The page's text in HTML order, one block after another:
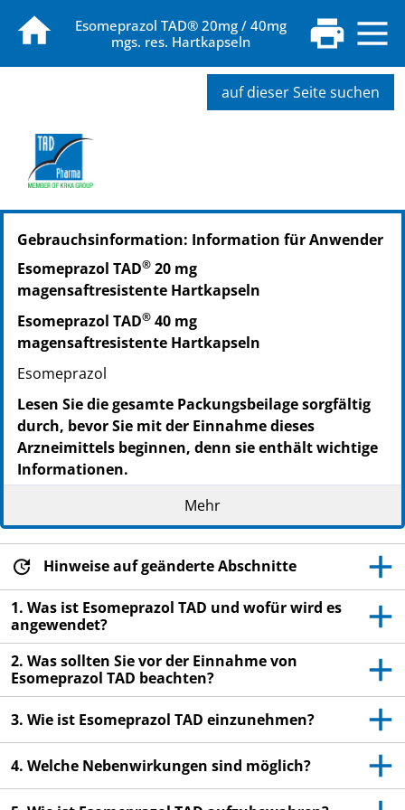
Esomeprazol TAD® 20mg / 40mg
mgs. res. Hartkapseln
auf dieser Seite suchen
PZN: 06834249
PPN: 110683424918
PZN: 06834255
PPN: 110683425581
PPN: 110683428403
PZN: 06834315
PPN: 110683431550
PZN: 07772929
PPN: 110777292972
Gebrauchsinformation: Information für Anwender
Esomeprazol TAD® 20 mg
magensaftresistente Hartkapseln
Esomeprazol TAD® 40 mg
magensaftresistente Hartkapseln
Esomeprazol
Lesen Sie die gesamte Packungsbeilage sorgfältig
durch, bevor Sie mit der Einnahme dieses
Arzneimittels beginnen, denn sie enthält wichtige
Informationen.
Heben Sie die Packungsbeilage auf. Vielleicht
möchten Sie diese später nochmals lesen.
Wenn Sie weitere Fragen haben, wenden Sie sich
an Ihren Arzt oder Apotheker.
Dieses Arzneimittel wurde Ihnen persönlich
verschrieben. Geben Sie es nicht an Dritte weiter.
Es kann anderen Menschen schaden, auch wenn
diese die gleichen Beschwerden haben wie Sie.
Wenn Sie Nebenwirkungen bemerken, wenden Sie
sich an Ihren Arzt oder Apotheker. Dies gilt auch
für Nebenwirkungen, die nicht in dieser
Packungsbeilage angegeben sind.
Mehr
Hinweise auf geänderte Abschnitte
1. Was ist Esomeprazol TAD und wofür wird es
angewendet?
2. Was sollten Sie vor der Einnahme von
Esomeprazol TAD beachten?
3. Wie ist Esomeprazol TAD einzunehmen?
4. Welche Nebenwirkungen sind möglich?